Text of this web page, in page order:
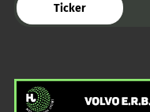
Ticker